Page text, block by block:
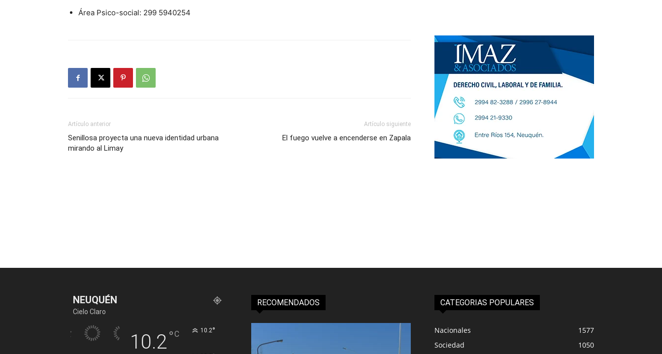
Área Psico-social: 299 5940254
Artículo anterior
Senillosa proyecta una nueva identidad urbana
mirando al Limay
Artículo siguiente
El fuego vuelve a encenderse en Zapala
NEUQUÉN
Cielo Claro
10.2°C 10.2°
RECOMENDADOS CATEGORIAS POPULARES
Nacionales
1577
Sociedad
1050